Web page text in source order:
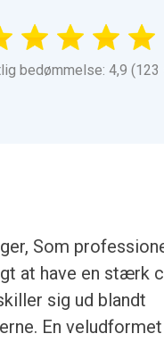
bedømmelse: 4,9 (123
Som
at have en stærk
sig ud blandt
En veludformet